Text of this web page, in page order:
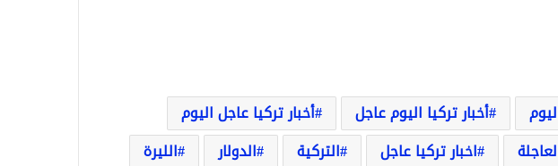
أخبار تركيا اليوم عاجل
أخبار تركيا عاجل اليوم
اخبار تركيا عاجل التركية الدولار
الليرة